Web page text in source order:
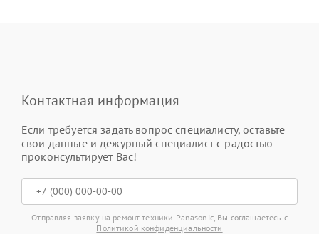
Контактная информация
Если требуется задать вопрос специалисту, оставьте
свои данные и дежурный специалист с радостью
проконсультирует Вас!
Отправляя заявку на ремонт техники Panasonic, Вы соглашаетесь с
Политикой конфиденциальности